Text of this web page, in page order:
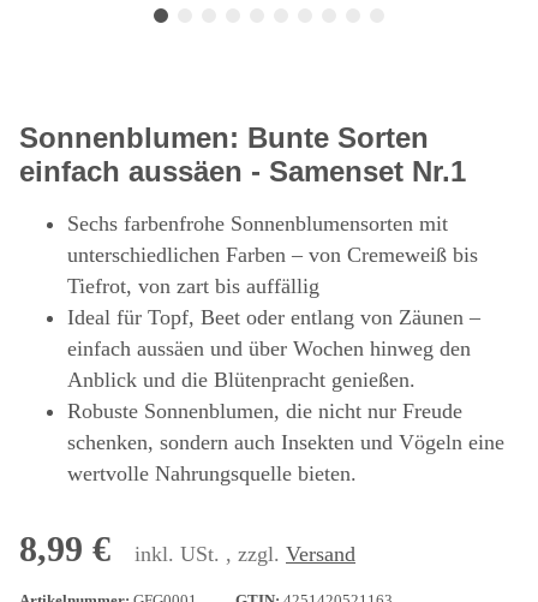
Sonnenblumen: Bunte Sorten
einfach aussäen - Samenset Nr.1
Sechs farbenfrohe Sonnenblumensorten mit
unterschiedlichen Farben – von Cremeweiß bis
Tiefrot, von zart bis auffällig
Ideal für Topf, Beet oder entlang von Zäunen –
einfach aussäen und über Wochen hinweg den
Anblick und die Blütenpracht genießen.
Robuste Sonnenblumen, die nicht nur Freude
schenken, sondern auch Insekten und Vögeln eine
wertvolle Nahrungsquelle bieten.
8,99 € inkl. USt. , zzgl. Versand